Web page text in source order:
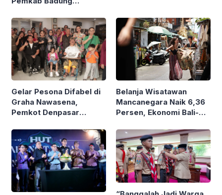
Gelar Pesona Difabel di
Graha Nawasena,
Pemkot Denpasar
dan Penyintas
Skizofrenia
Belanja Wisatawan
Mancanegara Naik 6,36
Persen, Ekonomi Bali-
Persen